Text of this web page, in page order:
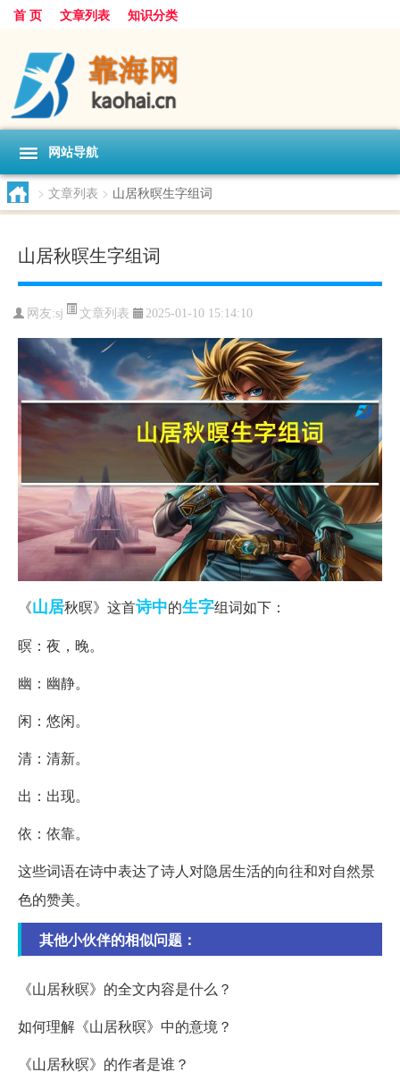
首 页 文章列表 知识分类
网站导航
> 文章列表 > 山居秋暝生字组词
山居秋暝生字组词
网友:sj 文章列表 2025-01-10 15:14:10
《山居秋暝》这首诗中的生字组词如下：
暝：夜，晚。
幽：幽静。
闲：悠闲。
清：清新。
出：出现。
依：依靠。
这些词语在诗中表达了诗人对隐居生活的向往和对自然景
色的赞美。
其他小伙伴的相似问题：
《山居秋暝》的全文内容是什么？
如何理解《山居秋暝》中的意境？
《山居秋暝》的作者是谁？